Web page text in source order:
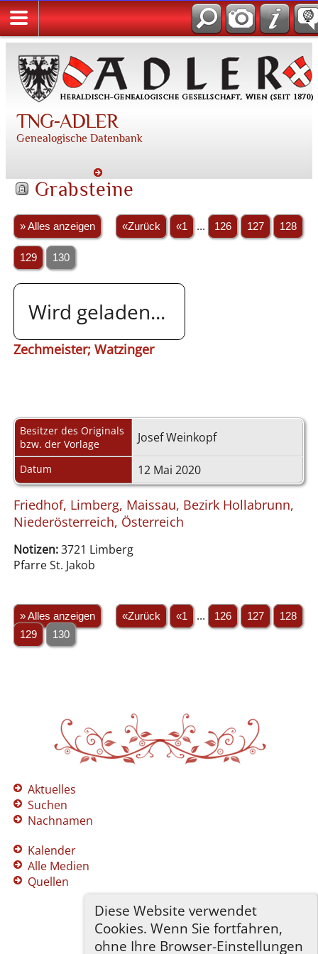
TNG-ADLER
Genealogische Datenbank
Diese Website verwendet
Cookies. Wenn Sie fortfahren,
ohne Ihre Browser-Einstellungen
Grabsteine
» Alles anzeigen «Zurück «1 ... 126 127 128
129 130
Wird geladen...
Zechmeister; Watzinger
Besitzer des Originals
bzw. der Vorlage
Josef Weinkopf
Datum 12 Mai 2020
Friedhof, Limberg, Maissau, Bezirk Hollabrunn,
Niederösterreich, Österreich
Notizen:3721 Limberg
Pfarre St. Jakob
» Alles anzeigen «Zurück «1 ... 126 127
128
129
130
Aktuelles
Suchen
Nachnamen
Kalender
Alle Medien
Quellen